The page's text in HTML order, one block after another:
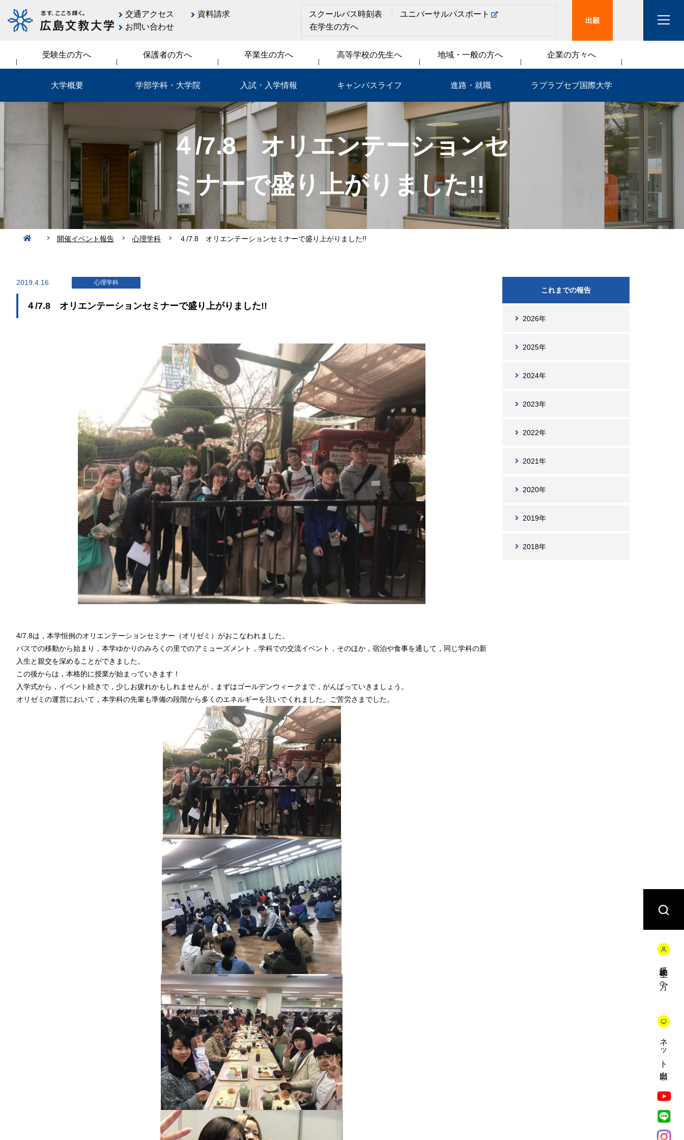
交通アクセス
資料請求
お問い合わせ
スクールバス時刻表
ユニバーサルパスポート
在学生の方へ
受験生の方へ 保護者の方へ 卒業生の方へ 高等学校の先生へ 地域・一般の方へ 企業の方々へ
大学概要 学部学科・大学院 入試・入学情報 キャンパスライフ 進路・就職 ラプラプセブ国際大学
４/7.8 オリエンテーションセ
ミナーで盛り上がりました!!
開催イベント報告 心理学科 ４/7.8 オリエンテーションセミナーで盛り上がりました!!
2019.4.16 心理学科
４/7.8 オリエンテーションセミナーで盛り上がりました!!
4/7.8は，本学恒例のオリエンテーションセミナー（オリゼミ）がおこなわれました。
バスでの移動から始まり，本学ゆかりのみろくの里でのアミューズメント，学科での交流イベント，そのほか，宿泊や食事を通して，同じ学科の新
入生と親交を深めることができました。
この後からは，本格的に授業が始まっていきます！
入学式から，イベント続きで，少しお疲れかもしれませんが，まずはゴールデンウィークまで，がんばっていきましょう。
オリゼミの運営において，本学科の先輩も準備の段階から多くのエネルギーを注いでくれました。ご苦労さまでした。
これまでの報告
2026年
2025年
2024年
2023年
2022年
2021年
2020年
2019年
2018年
出願
受験生の方へ
ネット出願